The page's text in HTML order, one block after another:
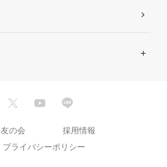
友の会
採用情報
プライバシーポリシー